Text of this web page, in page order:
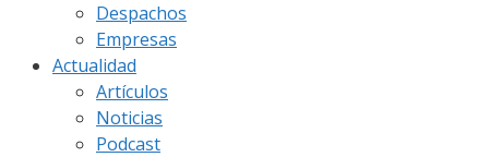
Despachos
Empresas
Actualidad
Artículos
Noticias
Podcast